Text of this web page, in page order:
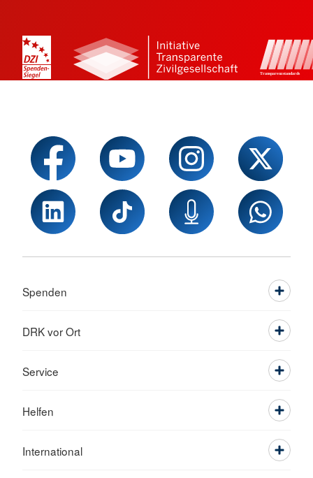
Spenden
DRK vor Ort
Service
Helfen
International